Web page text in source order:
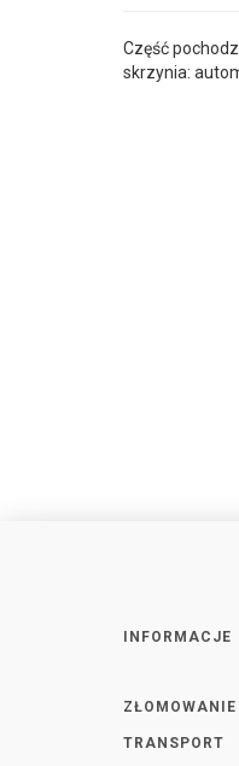
Część
skrzynia:
INFORMACJE
ZŁOMOWANIE
TRANSPORT